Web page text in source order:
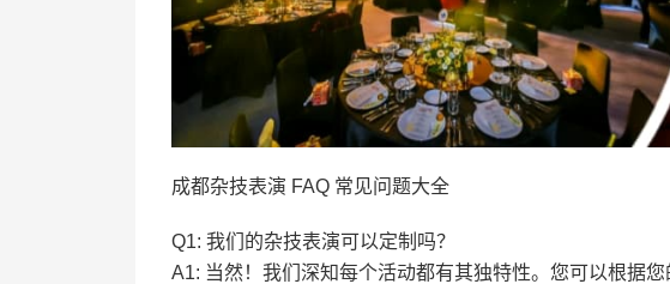
成都杂技表演 FAQ 常见问题大全
Q1: 我们的杂技表演可以定制吗？
A1: 当然！我们深知每个活动都有其独特性。您可以根据